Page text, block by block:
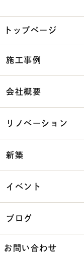
トップページ
施工事例
会社概要
リノベーション
新築
イベント
ブログ
お問い合わせ